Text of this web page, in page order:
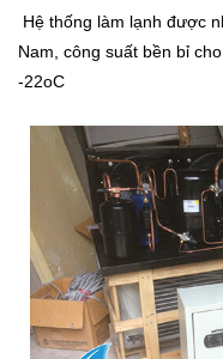
Hệ thống làm lạnh được
Nam, công suất bền bỉ
-22oC